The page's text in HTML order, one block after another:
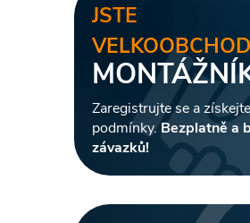
JSTE
Zaregistrujte se a
podmínky.Bezplatně a
závazků!